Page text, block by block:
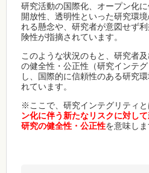
研究活動の国際化、オープン化に
開放性、透明性といった研究環
れる懸念や、研究者が意図せず
険性が指摘されています。
このような状況のもと、研究者
の健全性・公正性（研究インテ
し、国際的に信頼性のある研究
れています。
※ここで、研究インテグリティと
ン化に伴う新たなリスクに対し
研究の健全性・公正性を意味しま